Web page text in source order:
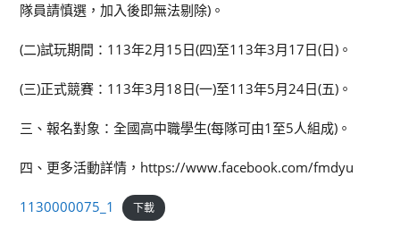
隊員請慎選，加入後即無法剔除)。
(二)試玩期間：113年2月15日(四)至113年3月17日(日)。
(三)正式競賽：113年3月18日(一)至113年5月24日(五)。
三、報名對象：全國高中職學生(每隊可由1至5人組成)。
四、更多活動詳情，https://www.facebook.com/fmdyu
1130000075_1 下載